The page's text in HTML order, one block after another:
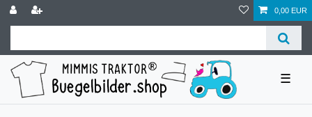
0,00 EUR
☰